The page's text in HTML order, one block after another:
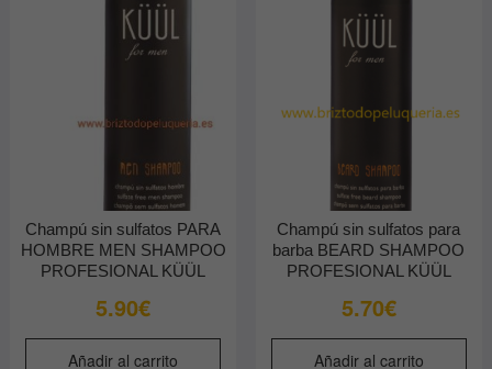
Champú sin sulfatos PARA
HOMBRE MEN SHAMPOO
PROFESIONAL KÜÜL
5.90€
Añadir al carrito
Champú sin sulfatos para
barba BEARD SHAMPOO
PROFESIONAL KÜÜL
5.70€
Añadir al carrito